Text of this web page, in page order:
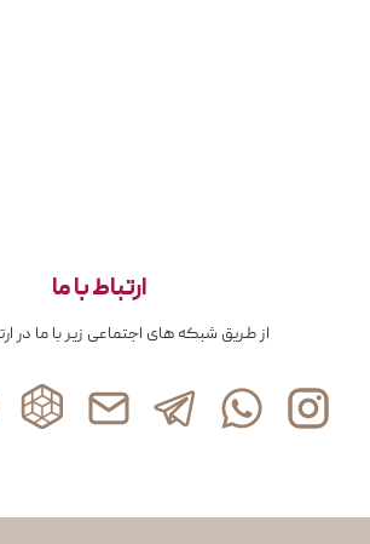
ارتباط با ما
از طریق شبکه های اجتماعی زیر با ما در